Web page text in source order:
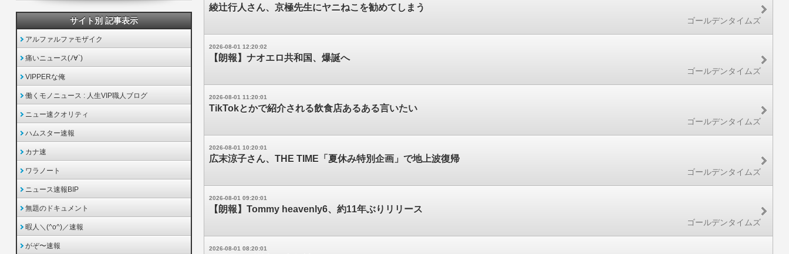
綾辻行人さん、京極先生にヤニねこを勧めてしまう
ゴールデンタイムズ
2026-08-01 12:20:02
【朗報】ナオエロ共和国、爆誕へ
ゴールデンタイムズ
2026-08-01 11:20:01
TikTokとかで紹介される飲食店あるある言いたい
ゴールデンタイムズ
2026-08-01 10:20:01
広末涼子さん、THE TIME「夏休み特別企画」で地上波復帰
ゴールデンタイムズ
2026-08-01 09:20:01
【朗報】Tommy heavenly6、約11年ぶりリリース
ゴールデンタイムズ
2026-08-01 08:20:01
サイト別 記事表示
アルファルファモザイク
痛いニュース(ﾉ∀`)
VIPPERな俺
働くモノニュース : 人生VIP職人ブログ
ニュー速クオリティ
ハムスター速報
カナ速
ワラノート
ニュース速報BIP
無題のドキュメント
暇人＼(^o^)／速報
がぞ〜速報